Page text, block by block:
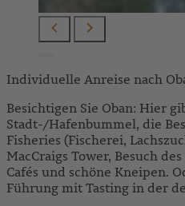
Individuelle Anreise nach
Besichtigen Sie Oban: Hier
Stadt-/Hafenbummel, die
Fisheries (Fischerei,
MacCraigs Tower, Besuch
Cafés und schöne Kneipen.
Führung mit Tasting in der